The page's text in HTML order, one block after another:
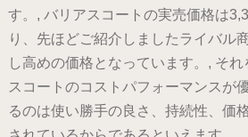
す。, バリアスコートの実売価格は
り、先ほどご紹介しましたライバル
し高めの価格となっています。, そ
スコートのコストパフォーマンスが
るのは使い勝手の良さ、持続性、価